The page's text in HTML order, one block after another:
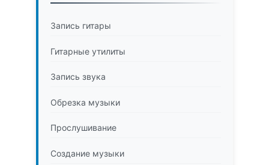
Запись гитары
Гитарные утилиты
Запись звука
Обрезка музыки
Прослушивание
Создание музыки